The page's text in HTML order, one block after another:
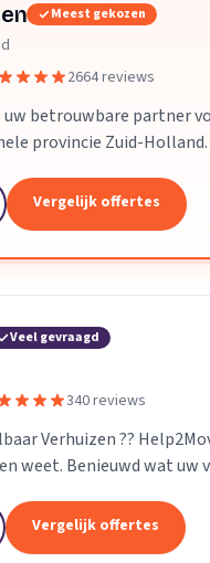
Meest gekozen
2664 reviews
uw betrouwbare partner
provincie Zuid-
Vergelijk offertes
Veel gevraagd
340 reviews
Verhuizen ??
weet. Benieuwd wat uw
Vergelijk offertes